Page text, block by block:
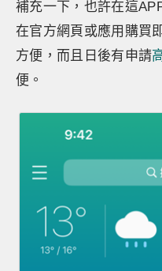
補充一下，也許在這
在官方網頁或應用購買
方便，而且日後有申請
便。